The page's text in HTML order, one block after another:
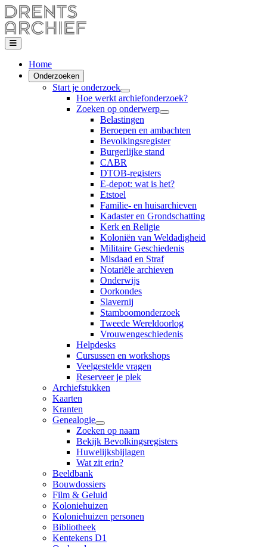
Home
Onderzoeken
Start je onderzoek
Hoe werkt archiefonderzoek?
Zoeken op onderwerp
Belastingen
Beroepen en ambachten
Bevolkingsregister
Burgerlijke stand
CABR
DTOB-registers
E-depot: wat is het?
Etstoel
Familie- en huisarchieven
Kadaster en Grondschatting
Kerk en Religie
Koloniën van Weldadigheid
Militaire Geschiedenis
Misdaad en Straf
Notariële archieven
Onderwijs
Oorkondes
Slavernij
Stamboomonderzoek
Tweede Wereldoorlog
Vrouwengeschiedenis
Helpdesks
Cursussen en workshops
Veelgestelde vragen
Reserveer je plek
Archiefstukken
Kaarten
Kranten
Genealogie
Zoeken op naam
Bekijk Bevolkingsregisters
Huwelijksbijlagen
Wat zit erin?
Beeldbank
Bouwdossiers
Film & Geluid
Koloniehuizen
Koloniehuizen personen
Bibliotheek
Kentekens D1